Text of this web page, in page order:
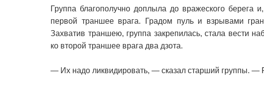
Группа благополучно доплыла до вражеского берега
первой траншее врага. Градом пуль и взрывами
Захватив траншею, группа закрепилась, стала вести
ко второй траншее врага два дзота.
— Их надо ликвидировать, — сказал старший группы.